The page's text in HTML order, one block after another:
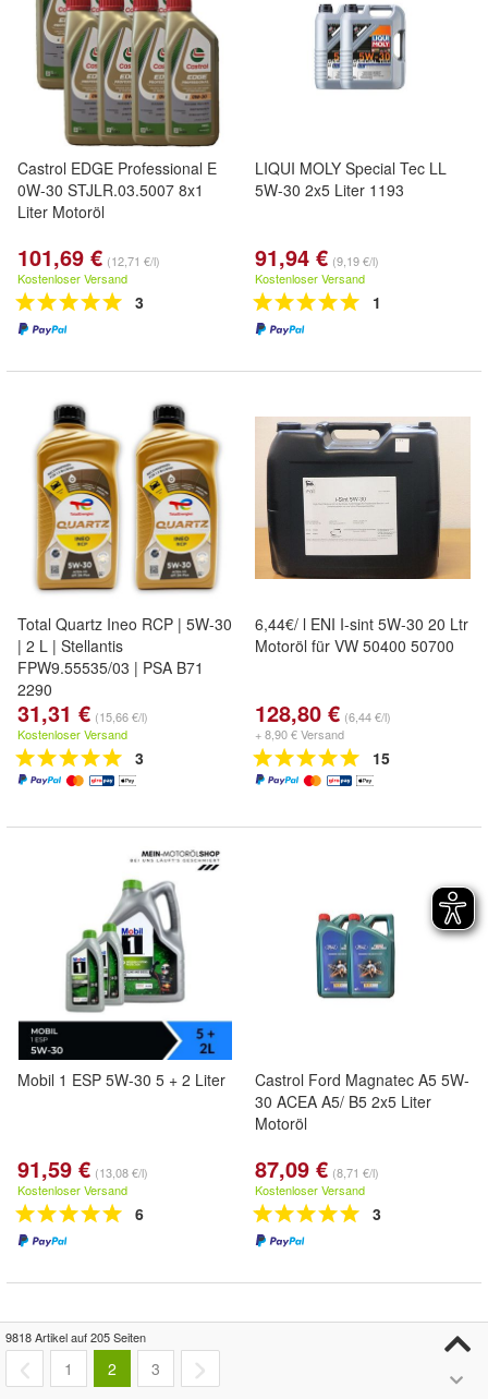
Castrol EDGE Professional E
0W-30 STJLR.03.5007 8x1
Liter Motoröl
101,69 € (12,71 €/l)
Kostenloser Versand
3
LIQUI MOLY Special Tec LL
5W-30 2x5 Liter 1193
91,94 € (9,19 €/l)
Kostenloser Versand
1
Total Quartz Ineo RCP | 5W-30
| 2 L | Stellantis
FPW9.55535/03 | PSA B71
2290
31,31 € (15,66 €/l)
Kostenloser Versand
3
6,44€/ l ENI I-sint 5W-30 20 Ltr
Motoröl für VW 50400 50700
128,80 € (6,44 €/l)
+ 8,90 € Versand
15
Mobil 1 ESP 5W-30 5 + 2 Liter
91,59 € (13,08 €/l)
Kostenloser Versand
6
Castrol Ford Magnatec A5 5W-
30 ACEA A5/ B5 2x5 Liter
Motoröl
87,09 € (8,71 €/l)
Kostenloser Versand
3
9818 Artikel auf 205 Seiten
1 2 3